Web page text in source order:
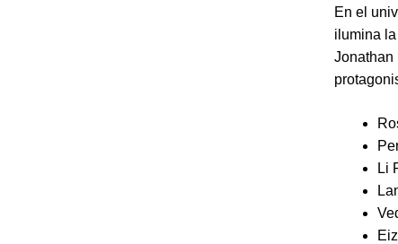
En el
ilumina
Jonathan
Li